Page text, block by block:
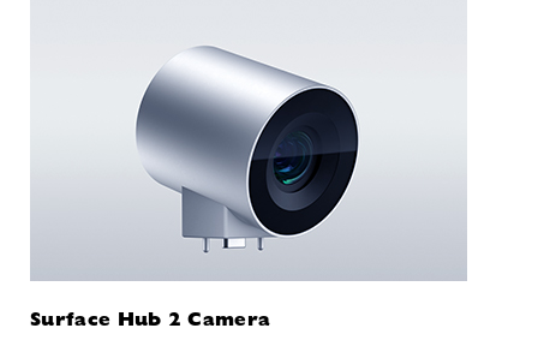
Surface Hub 2 Camera